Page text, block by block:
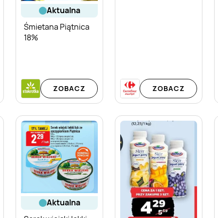
aktualna
Śmietana Piątnica
18%
ZOBACZ ZOBACZ
aktualna